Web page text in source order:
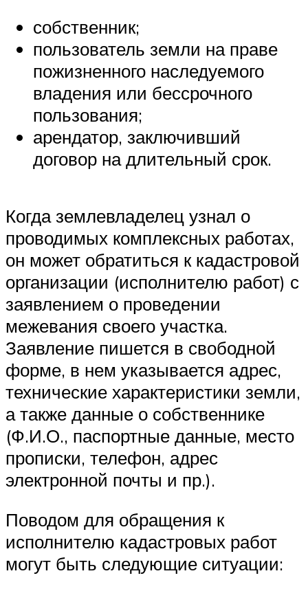
собственник;
пользователь земли на праве
пожизненного наследуемого
владения или бессрочного
пользования;
арендатор, заключивший
договор на длительный срок.
Когда землевладелец узнал о
проводимых комплексных работах,
он может обратиться к кадастровой
организации (исполнителю работ) с
заявлением о проведении
межевания своего участка.
Заявление пишется в свободной
форме, в нем указывается адрес,
технические характеристики земли,
а также данные о собственнике
(Ф.И.О., паспортные данные, место
прописки, телефон, адрес
электронной почты и пр.).
Поводом для обращения к
исполнителю кадастровых работ
могут быть следующие ситуации: